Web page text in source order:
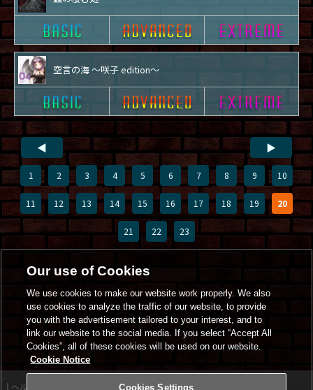
空言の海 ～咲子 edition～
◀
1 2 3 4 5 6 7 8 9 10
11 12 13 14 15 16 17 18 19 20
21 22 23
▶
ヘルプ 利用規約
Our use of Cookies
We use cookies to make our website work properly. We also
use cookies to analyze the traffic of our website, to provide
you with the advertisement tailored to your interest, and to
link our website to the social media. If you select “Accept All
Cookies”, all of these cookies will be used on our website.
Cookie Notice
Cookies Settings